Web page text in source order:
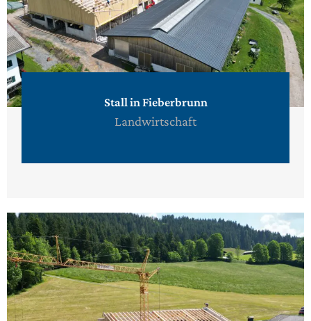
Stall in Fieberbrunn
Landwirtschaft